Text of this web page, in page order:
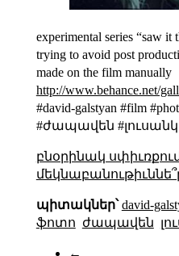
experimental series “saw it
trying to avoid post
made on the film manually
http://www.behance.net/
#david-galstyan #film
#ժապավեն
բնօրինակ
պիտակներ՝ david-
ֆոտո ժապավեն